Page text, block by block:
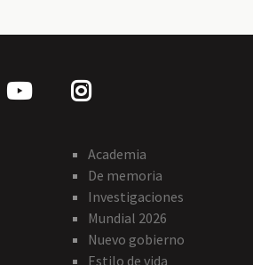
Academia
De memoria
Investigaciones
Mundial 2026
Nuevo gobierno
Estilo de vida